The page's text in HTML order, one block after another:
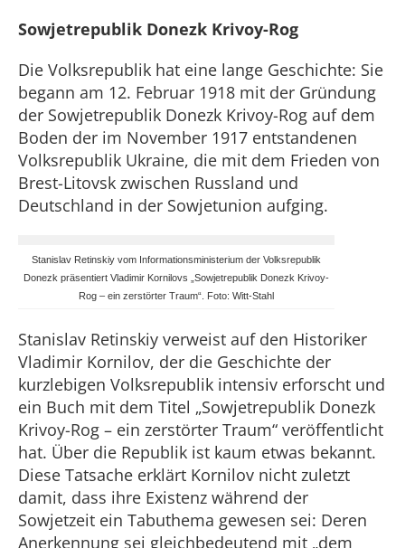
Sowjetrepublik Donezk Krivoy-Rog
Die Volksrepublik hat eine lange Geschichte: Sie
begann am 12. Februar 1918 mit der Gründung
der Sowjetrepublik Donezk Krivoy-Rog auf dem
Boden der im November 1917 entstandenen
Volksrepublik Ukraine, die mit dem Frieden von
Brest-Litovsk zwischen Russland und
Deutschland in der Sowjetunion aufging.
Stanislav Retinskiy vom Informationsministerium der Volksrepublik
Donezk präsentiert Vladimir Kornilovs „Sowjetrepublik Donezk Krivoy-
Rog – ein zerstörter Traum“. Foto: Witt-Stahl
Stanislav Retinskiy verweist auf den Historiker
Vladimir Kornilov, der die Geschichte der
kurzlebigen Volksrepublik intensiv erforscht und
ein Buch mit dem Titel „Sowjetrepublik Donezk
Krivoy-Rog – ein zerstörter Traum“ veröffentlicht
hat. Über die Republik ist kaum etwas bekannt.
Diese Tatsache erklärt Kornilov nicht zuletzt
damit, dass ihre Existenz während der
Sowjetzeit ein Tabuthema gewesen sei: Deren
Anerkennung sei gleichbedeutend mit „dem